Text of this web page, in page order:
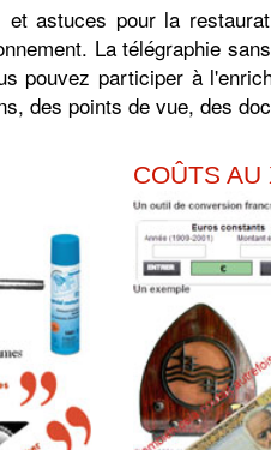
astuces pour la
La télégraphie
pouvez participer à
des points de vue, des
COÛTS AU